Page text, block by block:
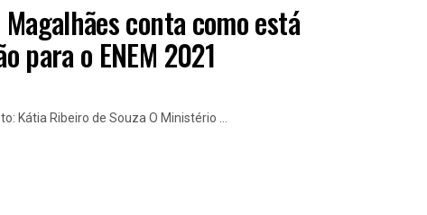
conta como está
para o ENEM 2021
Kátia Ribeiro de Souza O Ministério ...